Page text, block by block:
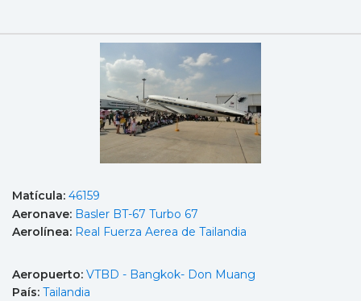
Matícula: 46159
Aeronave: Basler BT-67 Turbo 67
Aerolínea: Real Fuerza Aerea de Tailandia
Aeropuerto: VTBD - Bangkok- Don Muang
País: Tailandia